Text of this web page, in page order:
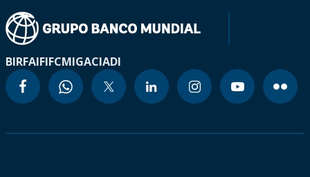
BIRFAIFIFCMIGACIADI